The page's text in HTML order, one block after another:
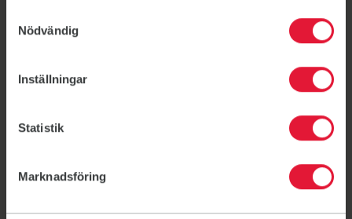
Nödvändig
Inställningar
Statistik
Marknadsföring
Bagn/Sør-Aurdalshallen
Bagn/Sør-Aurdalshallen
Skole/idrettshall
Valdresvegen 1133, 2936 Begnadalen
Skole/idrettshall